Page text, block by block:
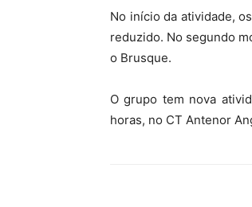
No início da atividade,
reduzido. No segundo
o Brusque.
O grupo tem nova
horas, no CT Antenor